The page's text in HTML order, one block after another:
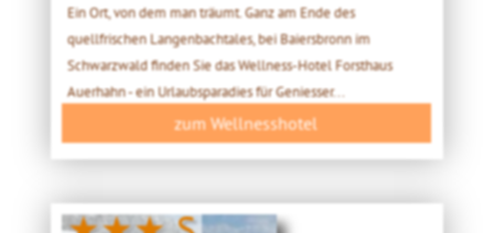
Ein Ort, von dem man träumt. Ganz am Ende des
quellfrischen Langenbachtales, bei Baiersbronn im
Schwarzwald finden Sie das Wellness-Hotel Forsthaus
Auerhahn - ein Urlaubsparadies für Geniesser...
zum Wellnesshotel